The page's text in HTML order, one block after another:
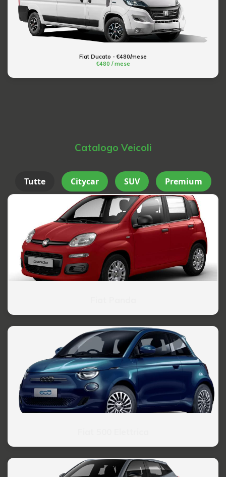
Fiat Ducato - €480/mese
€480 / mese
Catalogo Veicoli
Tutte Citycar SUV Premium